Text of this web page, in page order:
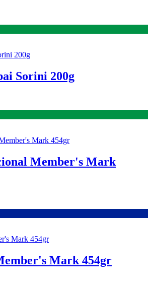
Sorini 200g
Member's Mark
Mark 454gr